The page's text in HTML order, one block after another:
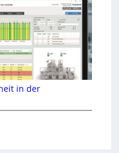
in der